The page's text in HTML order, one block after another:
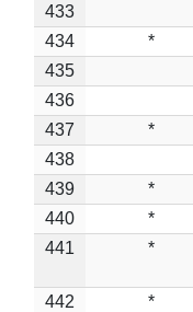
433
434
*
435
436
437
*
438
439
*
440
*
441
*
442
*